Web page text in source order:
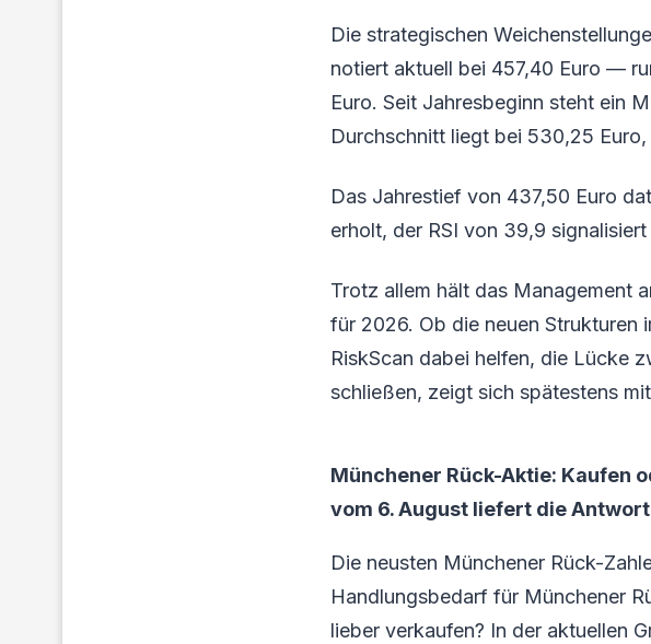
Die strategischen
notiert aktuell bei 457,40 Euro —
Euro. Seit Jahresbeginn steht ein
Durchschnitt liegt bei 530,25
Das Jahrestief von 437,50 Euro
erholt, der RSI von 39,9
Trotz allem hält das Management
für 2026. Ob die neuen Strukturen
RiskScan dabei helfen, die Lücke
schließen, zeigt sich spätestens
Münchener Rück-Aktie: Kaufen
vom 6. August liefert die
Die neusten Münchener Rück-
Handlungsbedarf für Münchener
lieber verkaufen? In der aktuellen